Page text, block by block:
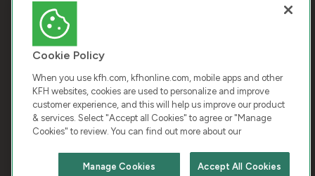
COPYRIGHT © 2026 KUWAIT FINANCE HOUSE. ALL
RIGHTS RESERVED
Terms & Condition Cookies Privacy Policy
Cookie Policy
When you use kfh.com, kfhonline.com, mobile apps and other
KFH websites, cookies are used to personalize and improve
customer experience, and this will help us improve our product
& services. Select "Accept all Cookies" to agree or "Manage
Cookies" to review. You can find out more about our
Accept All Cookies
Manage Cookies